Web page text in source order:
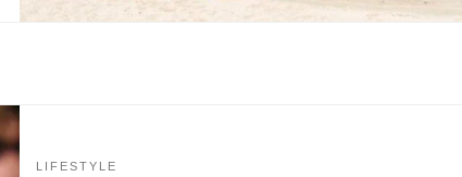
LIFESTYLE